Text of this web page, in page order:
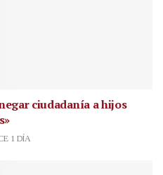
ciudadanía a hijos
1 DÍA